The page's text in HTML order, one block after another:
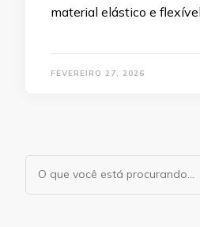
material elástico e
FEVEREIRO 27, 2026
Procurando
algo?